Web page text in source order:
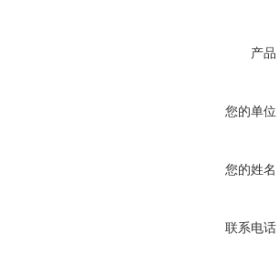
产品
您的单位
您的姓名
联系电话